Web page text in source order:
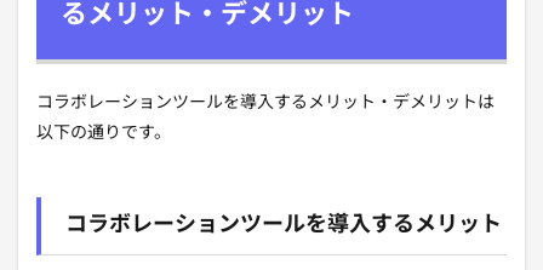
るメリット・デメリット
コラボレーションツールを導入するメリット・デメリットは
以下の通りです。
コラボレーションツールを導入するメリット